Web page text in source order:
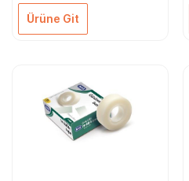
Ürüne Git